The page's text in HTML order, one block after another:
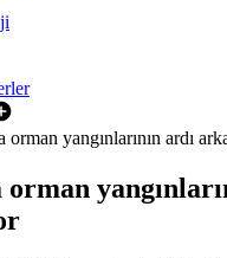
orman yangınlarının ardı
orman